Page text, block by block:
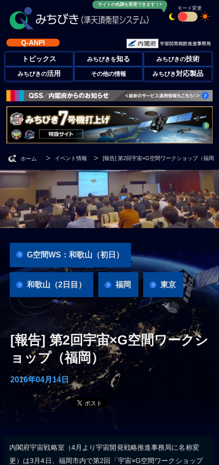
サイトの色調を変更できます！×
モード変更
Q-ANPI
トピックス みちびきを知る みちびきの技術
みちびきの活用 その他の情報 みちびき対応製品
ホーム イベント情報 [報告] 第2回宇宙×G空間ワークショップ（福岡）
G空間WS：和歌山（初日）
和歌山（2日目） 福岡 東京
[報告] 第2回宇宙×G空間ワークシ
ョップ（福岡）
2016年04月14日
内閣府宇宙戦略室（4月より宇宙開発戦略推進事務局に名称変
更）は3月4日、福岡市内で第2回「宇宙×G空間ワークショップ